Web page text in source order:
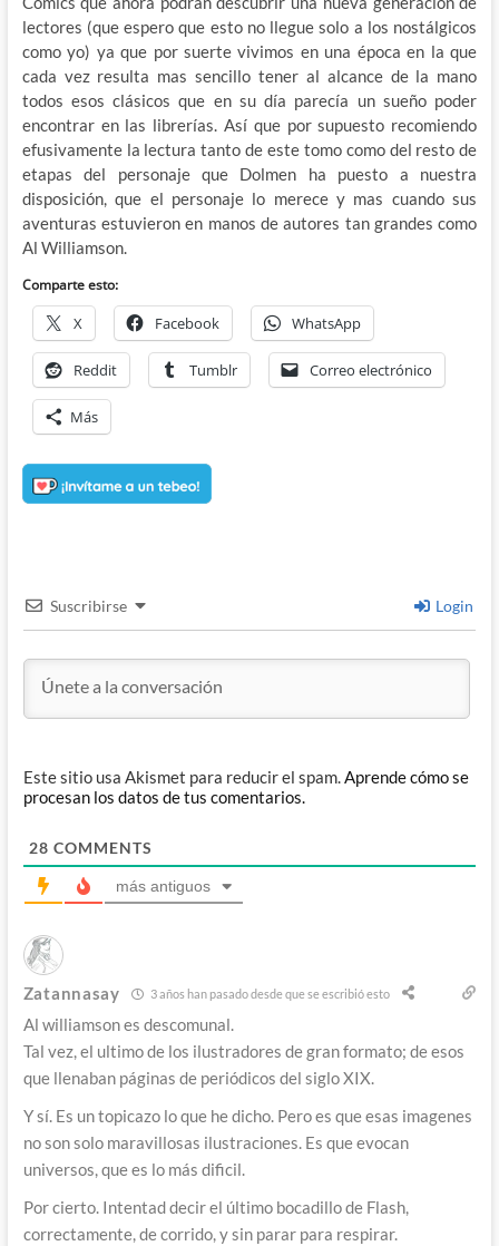
lectores (que espero que esto no llegue solo a los nostálgicos
como yo) ya que por suerte vivimos en una época en la que
cada vez resulta mas sencillo tener al alcance de la mano
todos esos clásicos que en su día parecía un sueño poder
encontrar en las librerías. Así que por supuesto recomiendo
efusivamente la lectura tanto de este tomo como del resto de
etapas del personaje que Dolmen ha puesto a nuestra
disposición, que el personaje lo merece y mas cuando sus
aventuras estuvieron en manos de autores tan grandes como
Al Williamson.
Comparte esto:
X Facebook WhatsApp
Reddit Tumblr Correo electrónico
Más
Suscribirse Login
Este sitio usa Akismet para reducir el spam.Aprende cómo se
procesan los datos de tus comentarios.
28 COMMENTS
más antiguos
Zatannasay 3 años han pasado desde que se escribió esto
Al williamson es descomunal.
Tal vez, el ultimo de los ilustradores de gran formato; de esos
que llenaban páginas de periódicos del siglo XIX.
Y sí. Es un topicazo lo que he dicho. Pero es que esas imagenes
no son solo maravillosas ilustraciones. Es que evocan
universos, que es lo más dificil.
Por cierto. Intentad decir el último bocadillo de Flash,
correctamente, de corrido, y sin parar para respirar.